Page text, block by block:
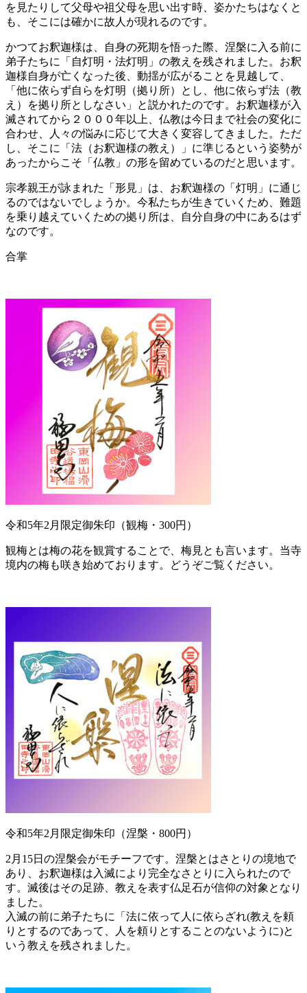
を見たりして父母や祖父母を思い出す時、姿かたちはなくと
も、そこには確かに故人が現れるのです。
かつてお釈迦様は、自身の死期を悟った際、涅槃に入る前に
弟子たちに「自灯明・法灯明」の教えを残されました。お釈
迦様自身が亡くなった後、動揺が広がることを見越して、
「他に依らず自らを灯明（拠り所）とし、他に依らず法（教
え）を拠り所としなさい」と説かれたのです。お釈迦様が入
滅されてから２０００年以上、仏教は今日まで社会の変化に
合わせ、人々の悩みに応じて大きく変容してきました。ただ
し、そこに「法（お釈迦様の教え）」に準じるという姿勢が
あったからこそ「仏教」の形を留めているのだと思います。
宗孝親王が詠まれた「形見」は、お釈迦様の「灯明」に通じ
るのではないでしょうか。今私たちが生きていくため、難題
を乗り越えていくための拠り所は、自分自身の中にあるはず
なのです。
合掌
令和5年2月限定御朱印（観梅・300円）
観梅とは梅の花を観賞することで、梅見とも言います。当寺
境内の梅も咲き始めております。どうぞご覧ください。
令和5年2月限定御朱印（涅槃・800円）
2月15日の涅槃会がモチーフです。涅槃とはさとりの境地で
あり、お釈迦様は入滅により完全なさとりに入られたので
す。滅後はその足跡、教えを表す仏足石が信仰の対象となり
ました。
入滅の前に弟子たちに「法に依って人に依らざれ(教えを頼
りとするのであって、人を頼りとすることのないように)と
いう教えを残されました。